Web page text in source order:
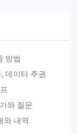
방법
데이터 주권
와 질문
와 내역